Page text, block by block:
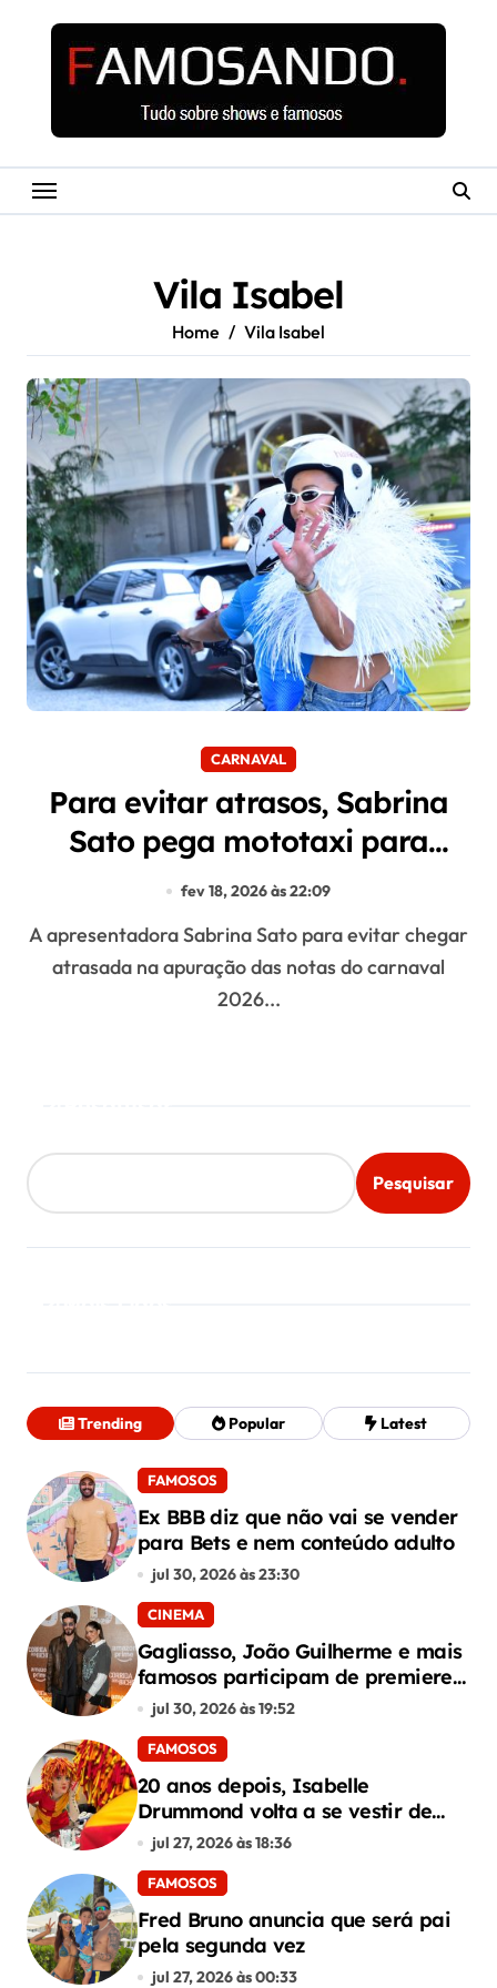
Vila Isabel
Home Vila Isabel
CARNAVAL
Para evitar atrasos, Sabrina
Sato pega mototaxi para
apuração
fev 18, 2026 às 22:09
A apresentadora Sabrina Sato para evitar chegar
atrasada na apuração das notas do carnaval
2026...
Pesquisar
Trending Popular Latest
FAMOSOS
Ex BBB diz que não vai se vender
para Bets e nem conteúdo adulto
jul 30, 2026 às 23:30
CINEMA
Gagliasso, João Guilherme e mais
famosos participam de premiere
de “Corrida dos Bichos”
jul 30, 2026 às 19:52
FAMOSOS
20 anos depois, Isabelle
Drummond volta a se vestir de
Emília do Sítio
jul 27, 2026 às 18:36
FAMOSOS
Fred Bruno anuncia que será pai
pela segunda vez
jul 27, 2026 às 00:33